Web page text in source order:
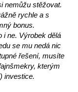
nemůžu stěžovat.
rychle a s
bonus.
i ne. Výrobek dělá
se mu nedá nic
řešení, musíte
kterým
investice.